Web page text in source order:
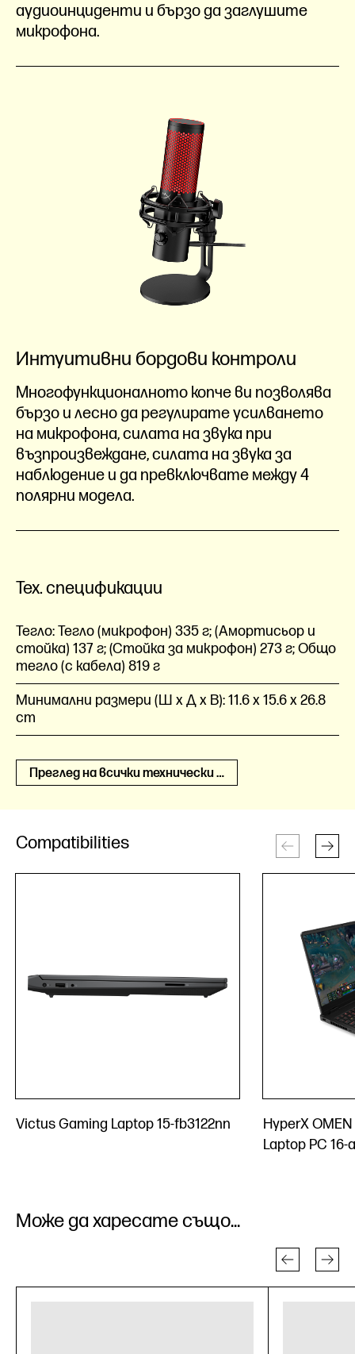
аудиоинциденти и бързо да заглушите
микрофона.
Интуитивни бордови контроли
Многофункционалното копче ви позволява
бързо и лесно да регулирате усилването
на микрофона, силата на звука при
възпроизвеждане, силата на звука за
наблюдение и да превключвате между 4
полярни модела.
Тех. спецификации
Тегло:Тегло (микрофон) 335 г; (Амортисьор и
стойка) 137 г; (Стойка за микрофон) 273 г; Общо
тегло (с кабела) 819 г
Минимални размери (Ш x Д x В):11.6 x 15.6 x 26.8
cm
Преглед на всички технически спецификации
Compatibilities
Victus Gaming Laptop 15-fb3122nn
HyperX
Laptop PC
Може да харесате също...